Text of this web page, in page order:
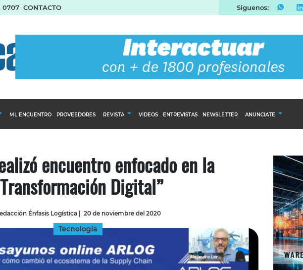
0707 CONTACTO Síguenos:
e inventarios
Suministro del Agro
y distribución
ML ENCUENTRO PROVEEDORES REVISTA
INGRESAR
VIDEOS ENTREVISTAS NEWSLETTER ANUNCIATE
Email Marketing
Branded Content
Publicidad Revista
encuentro enfocado en la
Digital”
Énfasis Logística| 20 de noviembre del 2020
Tecnología